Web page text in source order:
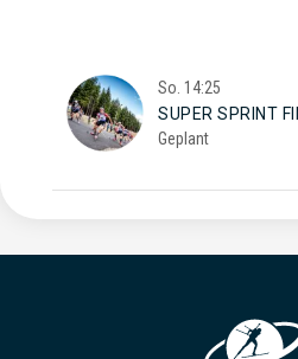
So. 14:25
SUPER SPRINT
Geplant